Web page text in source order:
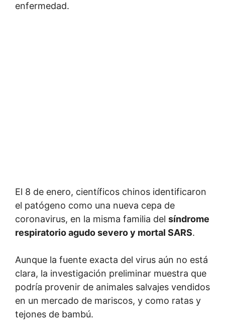
enfermedad.
El 8 de enero, científicos chinos identificaron
el patógeno como una nueva cepa de
coronavirus, en la misma familia del síndrome
respiratorio agudo severo y mortal SARS.
Aunque la fuente exacta del virus aún no está
clara, la investigación preliminar muestra que
podría provenir de animales salvajes vendidos
en un mercado de mariscos, y como ratas y
tejones de bambú.